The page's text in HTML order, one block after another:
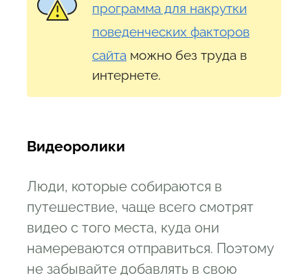
программа для накрутки
поведенческих факторов
сайта можно без труда в
интернете.
Видеоролики
Люди, которые собираются в
путешествие, чаще всего смотрят
видео с того места, куда они
намереваются отправиться. Поэтому
не забывайте добавлять в свою